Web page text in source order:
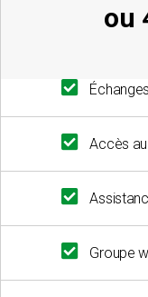
ou
Accès
Groupe